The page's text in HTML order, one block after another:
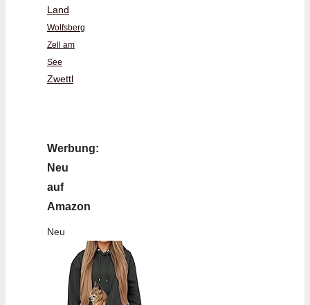
Land
Wolfsberg
Zell am
See
Zwettl
Werbung:
Neu
auf
Amazon
Neu